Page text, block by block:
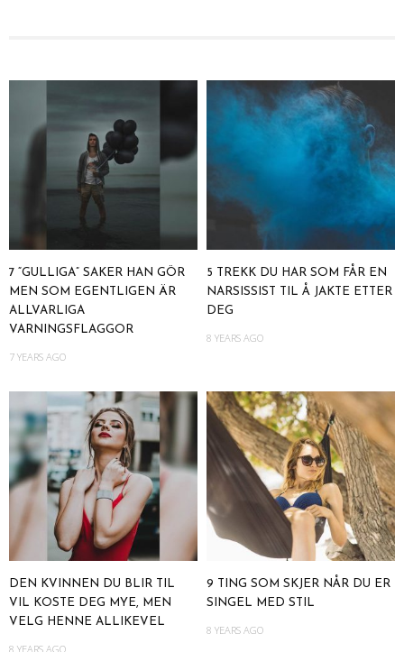
7 “GULLIGA” SAKER HAN GÖR
MEN SOM EGENTLIGEN ÄR
ALLVARLIGA
VARNINGSFLAGGOR
7 YEARS AGO
5 TREKK DU HAR SOM FÅR EN
NARSISSIST TIL Å JAKTE ETTER
DEG
8 YEARS AGO
DEN KVINNEN DU BLIR TIL
VIL KOSTE DEG MYE, MEN
VELG HENNE ALLIKEVEL
8 YEARS AGO
9 TING SOM SKJER NÅR DU ER
SINGEL MED STIL
8 YEARS AGO